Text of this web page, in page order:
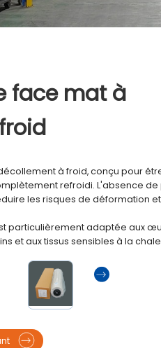
face mat à
à froid, conçu pour
refroidi. L'absence
les risques de déformation
particulièrement adaptée aux
et aux tissus sensibles à la